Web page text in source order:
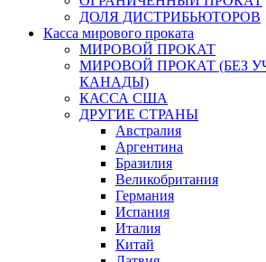
ДОЛЯ ДИСТРИБЬЮТОРОВ
Касса мирового проката
МИРОВОЙ ПРОКАТ
МИРОВОЙ ПРОКАТ (БЕЗ
КАНАДЫ)
КАССА США
ДРУГИЕ СТРАНЫ
Австралия
Аргентина
Бразилия
Великобритания
Германия
Испания
Италия
Китай